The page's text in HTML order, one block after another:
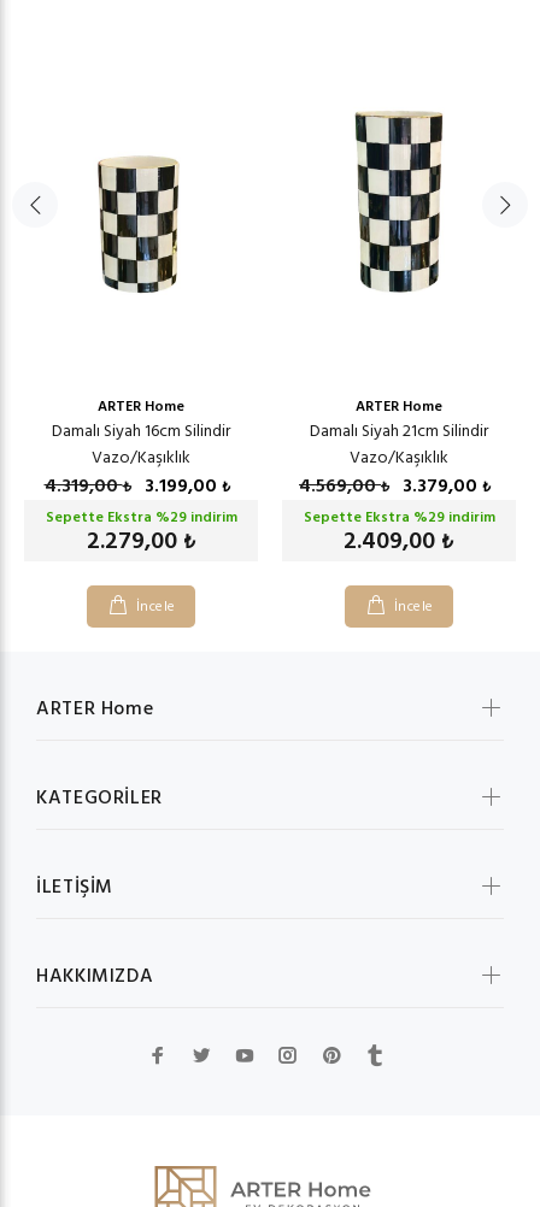
ARTER Home
Damalı Siyah 16cm Silindir
Vazo/Kaşıklık
4.319,00₺ 3.199,00 ₺
Sepette Ekstra %29indirim
2.279,00 ₺
İncele
ARTER Home
Damalı Siyah 21cm Silindir
Vazo/Kaşıklık
4.569,00₺ 3.379,00 ₺
Sepette Ekstra %29indirim
2.409,00 ₺
İncele
ARTER Home
KATEGORİLER
İLETİŞİM
HAKKIMIZDA